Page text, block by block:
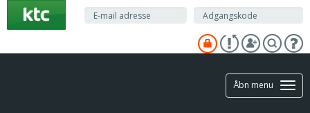
hovedindhold
Åbn menu